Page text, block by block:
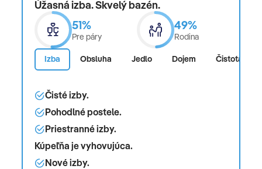
Úžasná izba. Skvelý bazén.
51%
Pre páry
49%
Rodina
Izba Obsluha Jedlo Dojem Čistota
Čisté izby.
Pohodlné postele.
Priestranné izby.
Kúpeľňa je vyhovujúca.
Nové izby.